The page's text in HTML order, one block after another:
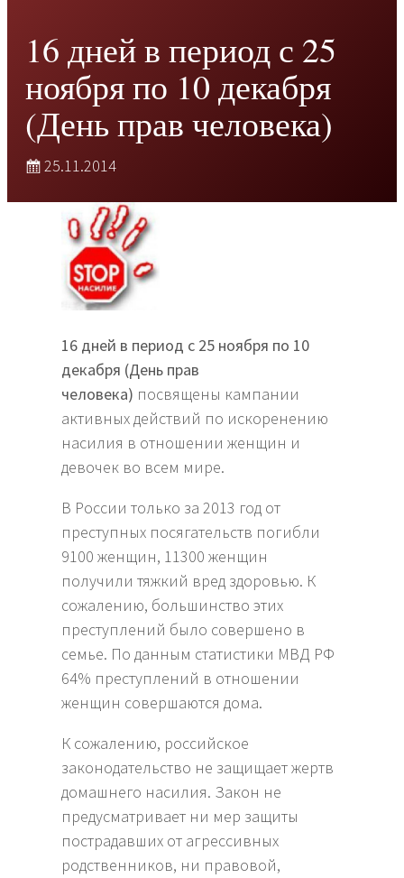
16 дней в период с 25
ноября по 10 декабря
(День прав человека)
25.11.2014
16 дней в период с 25 ноября по 10
декабря (День прав
человека) посвящены кампании
активных действий по искоренению
насилия в отношении женщин и
девочек во всем мире.
В России только за 2013 год от
преступных посягательств погибли
9100 женщин, 11300 женщин
получили тяжкий вред здоровью. К
сожалению, большинство этих
преступлений было совершено в
семье. По данным статистики МВД РФ
64% преступлений в отношении
женщин совершаются дома.
К сожалению, российское
законодательство не защищает жертв
домашнего насилия. Закон не
предусматривает ни мер защиты
пострадавших от агрессивных
родственников, ни правовой,